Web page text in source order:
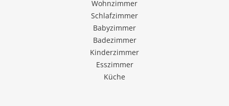
Wohnzimmer
Schlafzimmer
Babyzimmer
Badezimmer
Kinderzimmer
Esszimmer
Küche